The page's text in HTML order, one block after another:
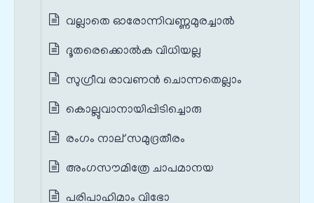
വല്ലാതെ ഓരോന്നിവണ്ണമുരച്ചാൽ
ദൂതരെക്കൊൽക വിധിയല്ല
സുഗ്രീവ രാവണൻ ചൊന്നതെല്ലാം
കൊല്ലുവാനായിപ്പിടിച്ചൊരു
രംഗം നാല് സമുദ്രതീരം
അംഗസൗമിത്രേ ചാപമാനയ
പരിപാഹിമാം വിഭോ